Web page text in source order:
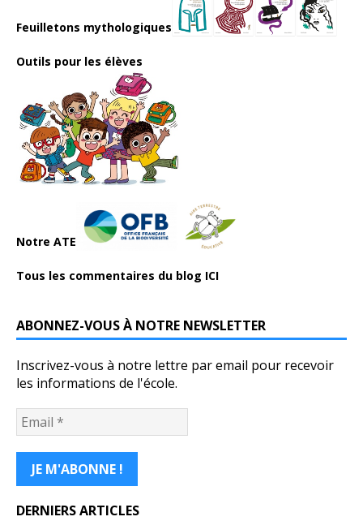
Feuilletons mythologiques
Outils pour les élèves
Notre ATE
Tous les commentaires du blog ICI
ABONNEZ-VOUS À NOTRE NEWSLETTER
Inscrivez-vous à notre lettre par email pour recevoir
les informations de l'école.
DERNIERS ARTICLES